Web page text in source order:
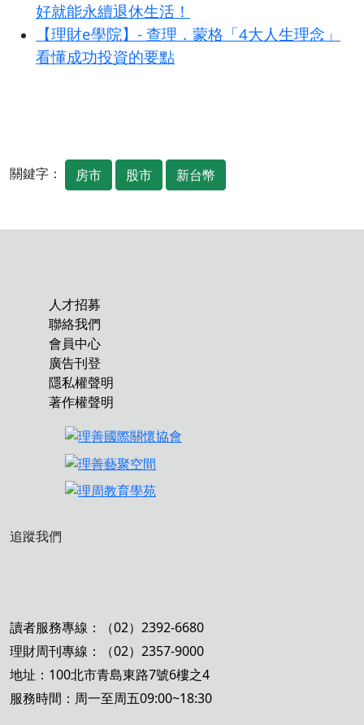
好就能永續退休生活！
【理財e學院】- 查理．蒙格「4大人生理念」
看懂成功投資的要點
關鍵字： 房市 股市 新台幣
人才招募
聯絡我們
會員中心
廣告刊登
隱私權聲明
著作權聲明
追蹤我們
讀者服務專線：（02）2392-6680
理財周刊專線：（02）2357-9000
地址：100北市青島東路7號6樓之4
服務時間：周一至周五09:00~18:30